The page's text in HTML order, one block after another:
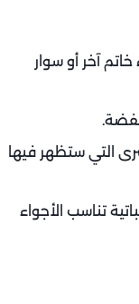
آخر أو سوار
التي ستظهر فيها
تناسب الأجواء